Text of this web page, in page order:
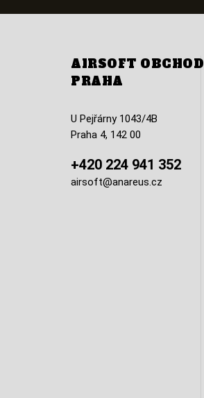
AIRSOFT OBCHOD
PRAHA
U Pejřárny 1043/4B
Praha 4, 142 00
+420 224 941 352
airsoft@anareus.cz